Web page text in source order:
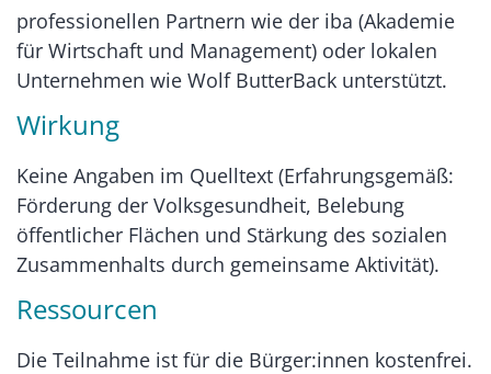
professionellen Partnern wie der iba (Akademie
für Wirtschaft und Management) oder lokalen
Unternehmen wie Wolf ButterBack unterstützt.
Wirkung
Keine Angaben im Quelltext (Erfahrungsgemäß:
Förderung der Volksgesundheit, Belebung
öffentlicher Flächen und Stärkung des sozialen
Zusammenhalts durch gemeinsame Aktivität).
Ressourcen
Die Teilnahme ist für die Bürger:innen kostenfrei.